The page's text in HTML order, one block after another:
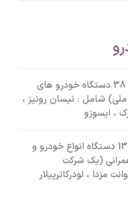
مزایده فروش 38 دستگاه خودرو های
شامل : نیسان رونیز ،
، ایسوزو
شروع مزایده 13 دستگاه انواع خودرو و
(یک شرکت
مزدا ، لودرکاترپیلار